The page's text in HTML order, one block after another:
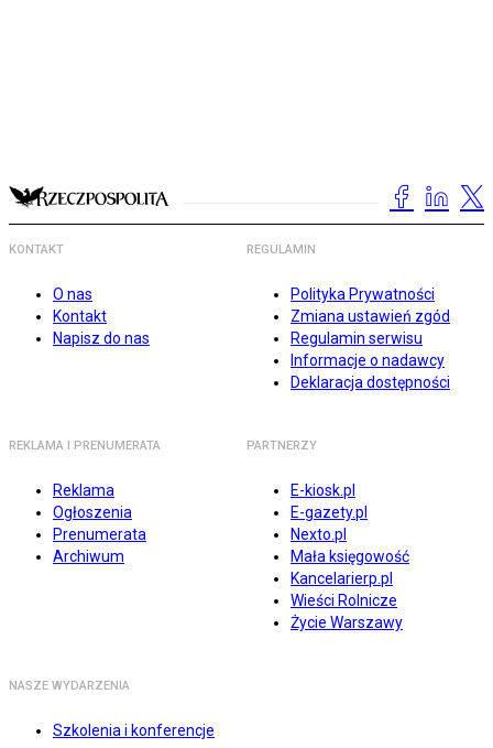
KONTAKT
O nas
Kontakt
Napisz do nas
REGULAMIN
Polityka Prywatności
Zmiana ustawień zgód
Regulamin serwisu
Informacje o nadawcy
Deklaracja dostępności
REKLAMA I PRENUMERATA
Reklama
Ogłoszenia
Prenumerata
Archiwum
PARTNERZY
E-kiosk.pl
E-gazety.pl
Nexto.pl
Mała księgowość
Kancelarierp.pl
Wieści Rolnicze
Życie Warszawy
NASZE WYDARZENIA
Szkolenia i konferencje